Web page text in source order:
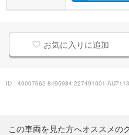
お気に入りに追加
ID：40007662-8495984:227491001-
この車両を見た方へオススメの